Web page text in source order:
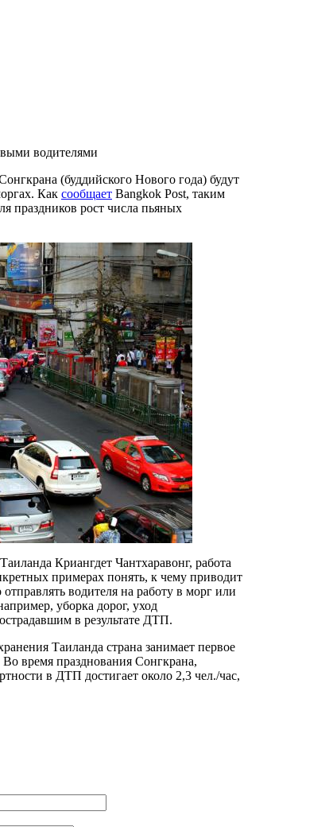
водителями
(буддийского Нового года) будут
Как сообщает Bangkok Post, таким
праздников рост числа пьяных
Криангдет Чантхаравонг, работа
примерах понять, к чему приводит
водителя на работу в морг или
уборка дорог, уход
в результате ДТП.
Таиланда страна занимает первое
время празднования Сонгкрана,
в ДТП достигает около 2,3 чел./час,